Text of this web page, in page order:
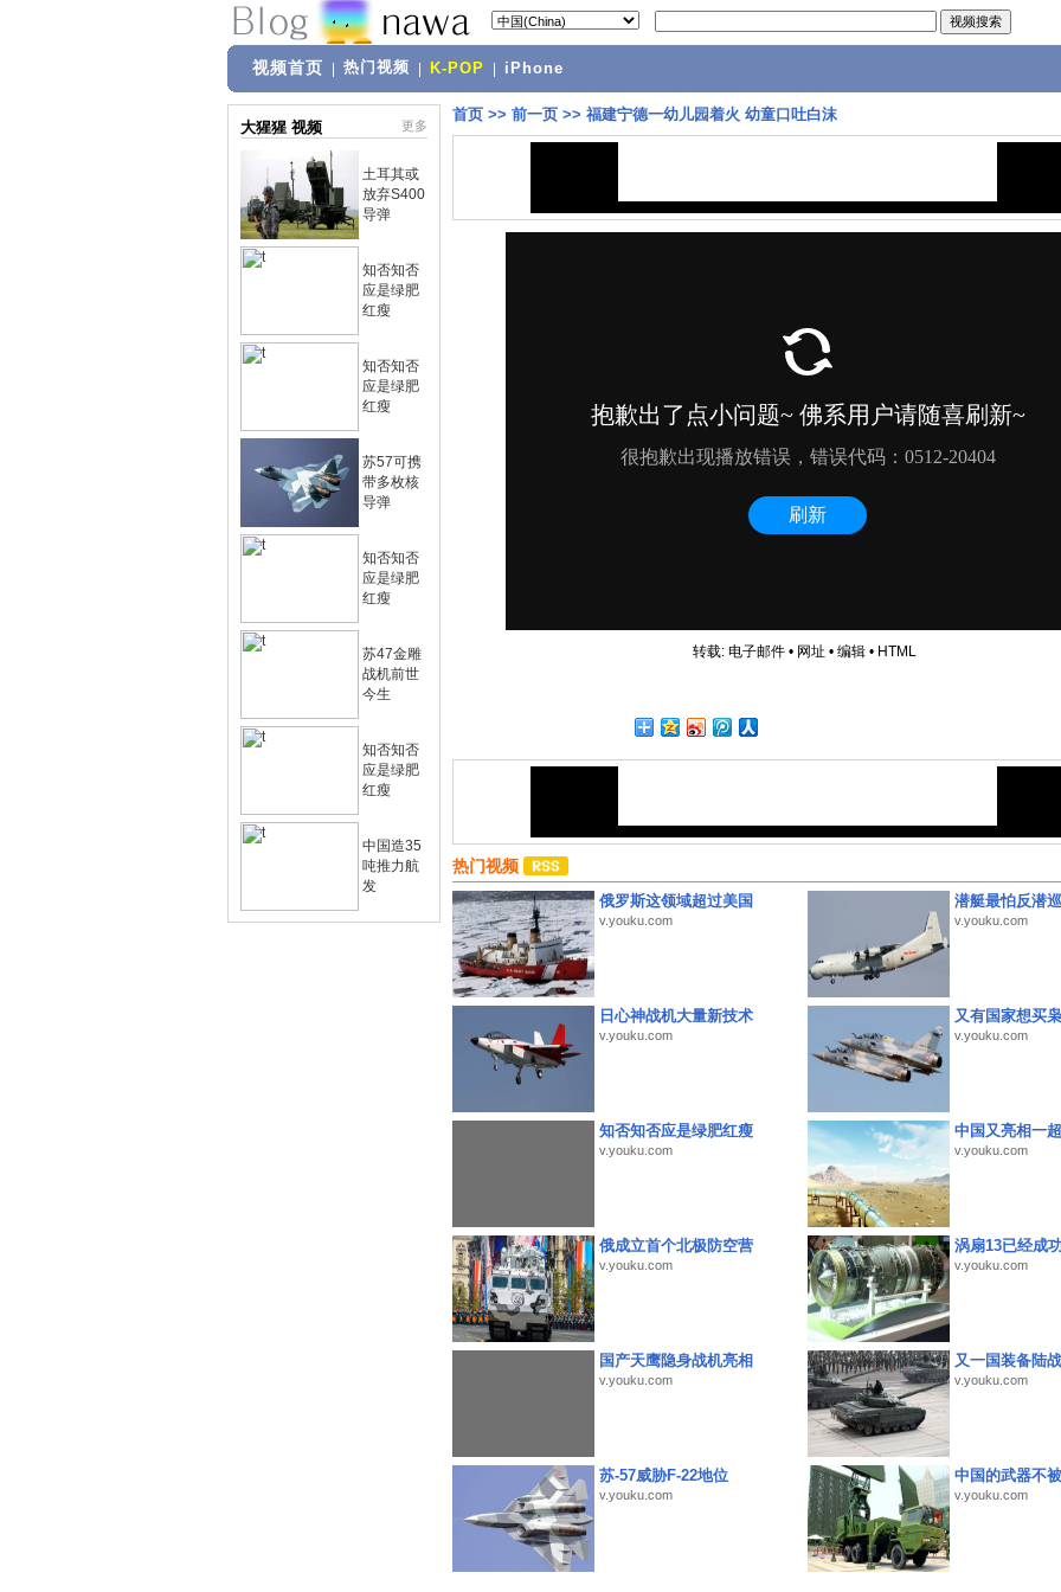
视频首页 热门视频 K-POP iPhone
大猩猩 视频 更多
土耳其或
放弃S400
导弹
知否知否
应是绿肥
红瘦
知否知否
应是绿肥
红瘦
苏57可携
带多枚核
导弹
知否知否
应是绿肥
红瘦
苏47金雕
战机前世
今生
知否知否
应是绿肥
红瘦
中国造35
吨推力航
发
首页 >> 前一页 >> 福建宁德一幼儿园着火 幼童口吐白沫
转载: 电子邮件• 网址 • 编辑• HTML
热门视频
俄罗斯这领域超过美国
v.youku.com
潜艇最怕反潜
v.youku.com
日心神战机大量新技术
v.youku.com
又有国家想买
v.youku.com
知否知否应是绿肥红瘦
v.youku.com
中国又亮相一
v.youku.com
俄成立首个北极防空营
v.youku.com
涡扇13已经成
v.youku.com
国产天鹰隐身战机亮相
v.youku.com
又一国装备陆
v.youku.com
苏-57威胁F-22地位
v.youku.com
中国的武器不
v.youku.com